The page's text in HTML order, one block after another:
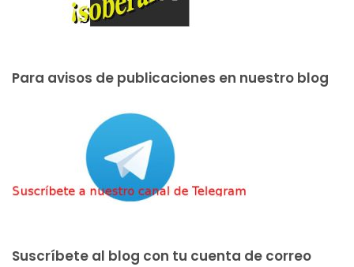
Para avisos de publicaciones en nuestro blog
Suscríbete al blog con tu cuenta de correo